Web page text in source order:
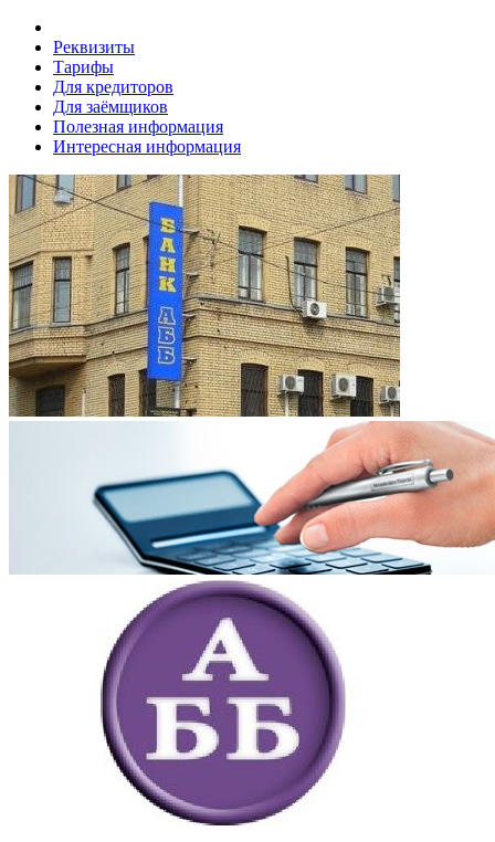
Реквизиты
Тарифы
Для кредиторов
Для заёмщиков
Полезная информация
Интересная информация